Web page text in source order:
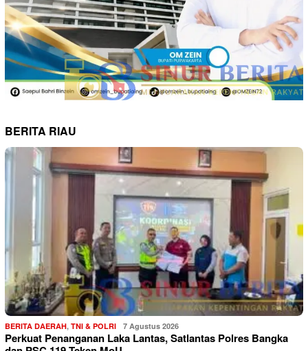
BERITA RIAU
BERITA DAERAH, TNI & POLRI 7 Agustus 2026
Perkuat Penanganan Laka Lantas, Satlantas Polres Bangka